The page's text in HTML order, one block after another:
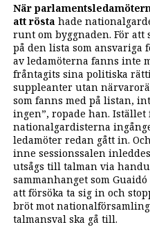
När
att rösta hade
runt om byggnaden. För att
på den lista som ansvariga
av ledamöterna fanns inte
fråntagits sina politiska
suppleanter utan
som fanns med på listan,
ingen”, ropade han. Istället
nationalgardisterna
ledamöter redan gått in.
inne sessionssalen
utsågs till talman via
sammanhanget som
att försöka ta sig in och
bröt mot
talmansval ska gå till.